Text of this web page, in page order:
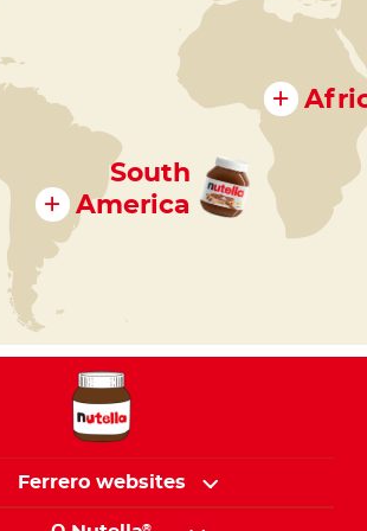
South
America
Ferrero websites